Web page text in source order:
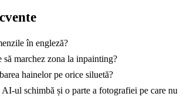
în engleză?
să marchez zona la inpainting?
hainelor pe orice siluetă?
AI-ul schimbă și o parte a fotografiei pe care nu